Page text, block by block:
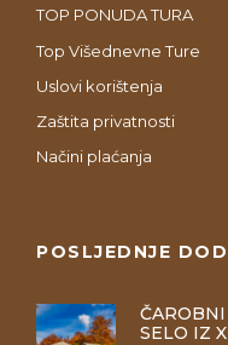
TOP PONUDA TURA
Top Višednevne Ture
Uslovi korištenja
Zaštita privatnosti
Načini plaćanja
POSLJEDNJE
SELO IZ